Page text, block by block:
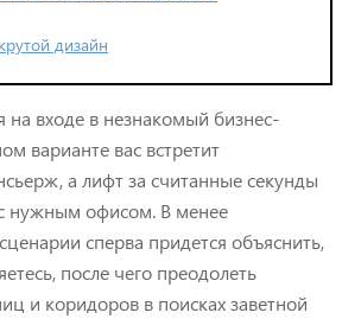
дизайн
на входе в незнакомый бизнес-
варианте вас встретит
а лифт за считанные секунды
нужным офисом. В менее
сперва придется объяснить,
после чего преодолеть
и коридоров в поисках заветной